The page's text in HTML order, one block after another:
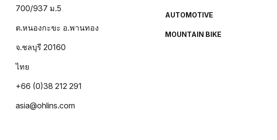
700/937 ม.5
ต.หนองกะขะ อ.พานทอง
จ.ชลบุรี 20160
ไทย
+66 (0)38 212 291
asia@ohlins.com
AUTOMOTIVE
MOUNTAIN BIKE